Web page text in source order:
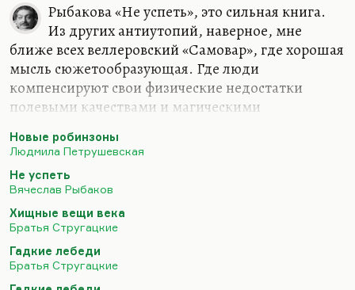
Рыбакова «Не успеть», это сильная книга.
Из других антиутопий, наверное, мне
ближе всех веллеровский «Самовар», где хорошая
мысль сюжетообразующая. Где люди
компенсируют свои физические недостатки
полевыми качествами и магическими
(людей, которые потеряли все конечности, просо
обрубок и кантик) возникает чудовищная
способность управлять миром. И в результате
ресентиментом, с гиперкомпенсацией, доводят
мир до катастрофы. Потому что если
гиперкомпенсации и гипеспособности дать
человеку мстительному и травмированному
Новые робинзоны
Людмила Петрушевская
Не успеть
Вячеслав Рыбаков
Хищные вещи века
Братья Стругацкие
Гадкие лебеди
Братья Стругацкие